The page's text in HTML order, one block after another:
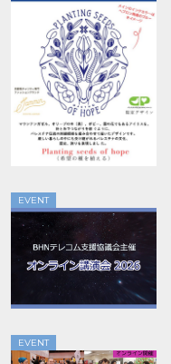
EVENT
EVENT